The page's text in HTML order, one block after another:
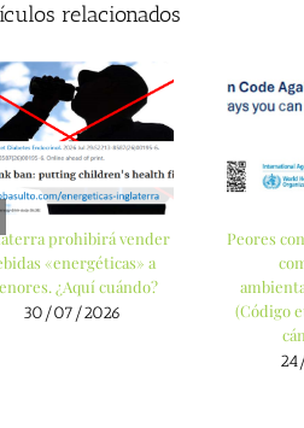
relacionados
prohibirá vender
«energéticas» a
¿Aquí cuándo?
30/07/2026
Peores
(Código